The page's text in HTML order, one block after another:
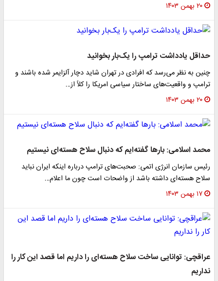
۲۰ بهمن ۱۴۰۳
حداقل یادداشت ترامپ را یک‌بار بخوانید
چنین به نظر می‌رسد که افرادی در تهران شاید دچار آلزایمر شده باشند و
ترامپ و واقعیت‌های ساختار سیاسی امریکا را کلاً از…
۲۰ بهمن ۱۴۰۳
محمد اسلامی: بارها گفته‌ایم که دنبال سلاح هسته‌ای نیستیم
رئیس سازمان انرژی اتمی: صحبت‌های ترامپ درباره اینکه ایران نباید
سلاح هسته‌ای داشته باشد از واضحات است چون ما اعلام…
۱۷ بهمن ۱۴۰۳
عراقچی: توانایی ساخت سلاح هسته‌ای را داریم اما قصد این کار را
نداریم